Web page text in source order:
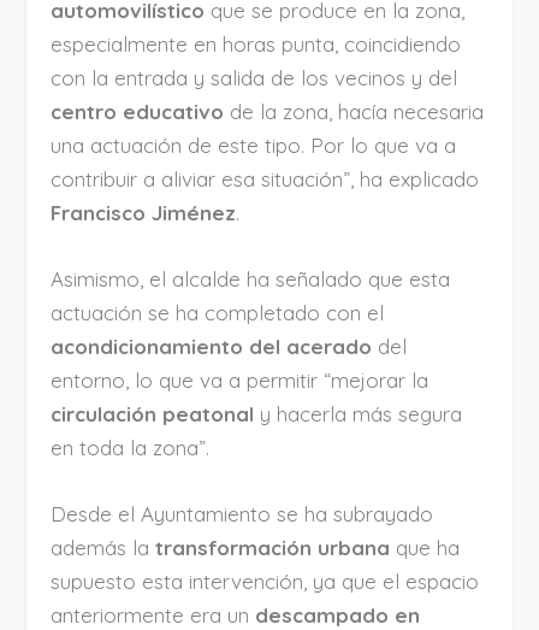
automovilístico que se produce en la zona,
especialmente en horas punta, coincidiendo
con la entrada y salida de los vecinos y del
centro educativo de la zona, hacía necesaria
una actuación de este tipo. Por lo que va a
contribuir a aliviar esa situación”, ha explicado
Francisco Jiménez.
Asimismo, el alcalde ha señalado que esta
actuación se ha completado con el
acondicionamiento del acerado del
entorno, lo que va a permitir “mejorar la
circulación peatonal y hacerla más segura
en toda la zona”.
Desde el Ayuntamiento se ha subrayado
además latransformación urbana que ha
supuesto esta intervención, ya que el espacio
anteriormente era un descampado en